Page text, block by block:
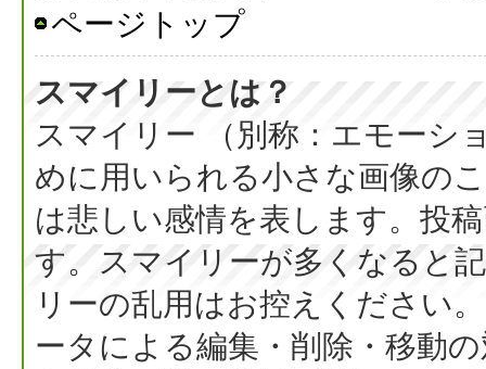
ページトップ
スマイリーとは？
スマイリー （別称：エモーシ
めに用いられる小さな画像の
は悲しい感情を表します。投
す。スマイリーが多くなると
リーの乱用はお控えください
ータによる編集・削除・移動